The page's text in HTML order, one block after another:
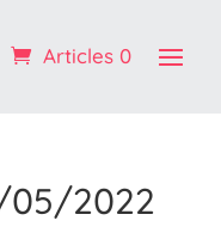
Articles 0
05/2022
commande : code